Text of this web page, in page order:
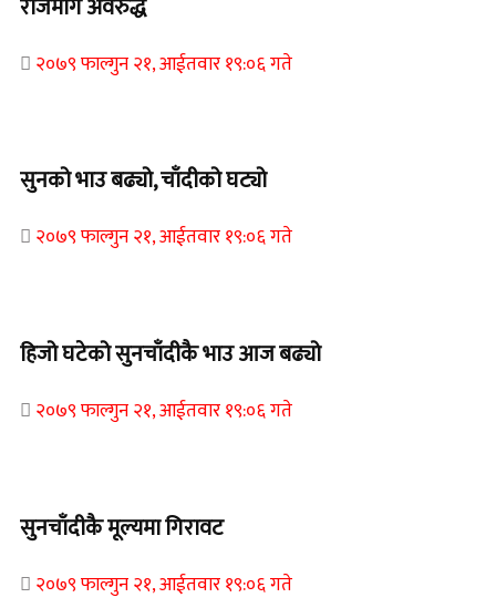
राजमार्ग अवरुद्ध
२०७९ फाल्गुन २१, आईतवार १९:०६ गते
सुनको भाउ बढ्यो, चाँदीको घट्यो
२०७९ फाल्गुन २१, आईतवार १९:०६ गते
हिजो घटेको सुनचाँदीकै भाउ आज बढ्यो
२०७९ फाल्गुन २१, आईतवार १९:०६ गते
सुनचाँदीकै मूल्यमा गिरावट
२०७९ फाल्गुन २१, आईतवार १९:०६ गते